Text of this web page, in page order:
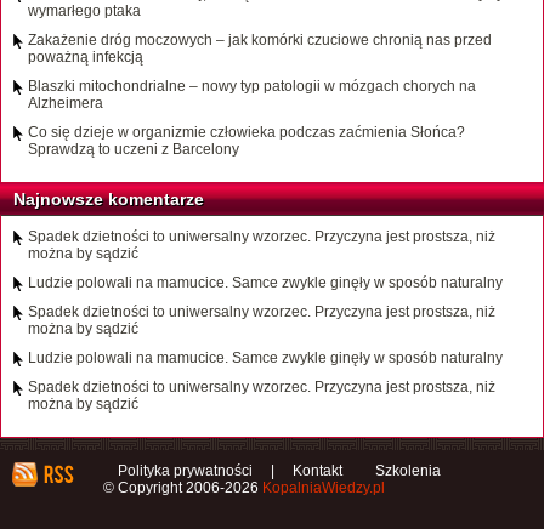
wymarłego ptaka
Zakażenie dróg moczowych – jak komórki czuciowe chronią nas przed
poważną infekcją
Blaszki mitochondrialne – nowy typ patologii w mózgach chorych na
Alzheimera
Co się dzieje w organizmie człowieka podczas zaćmienia Słońca?
Sprawdzą to uczeni z Barcelony
Najnowsze komentarze
Spadek dzietności to uniwersalny wzorzec. Przyczyna jest prostsza, niż
można by sądzić
Ludzie polowali na mamucice. Samce zwykle ginęły w sposób naturalny
Spadek dzietności to uniwersalny wzorzec. Przyczyna jest prostsza, niż
można by sądzić
Ludzie polowali na mamucice. Samce zwykle ginęły w sposób naturalny
Spadek dzietności to uniwersalny wzorzec. Przyczyna jest prostsza, niż
można by sądzić
Polityka prywatności Kontakt
Szkolenia
© Copyright 2006-2026 KopalniaWiedzy.pl